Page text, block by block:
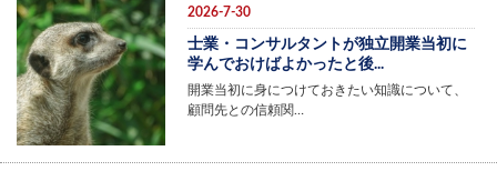
2026-7-30
士業・コンサルタントが独立開業当初に
学んでおけばよかったと後...
開業当初に身につけておきたい知識について、
顧問先との信頼関…